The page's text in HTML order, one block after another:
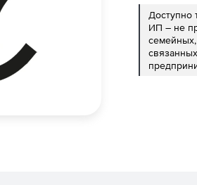
Доступно
ИП – не